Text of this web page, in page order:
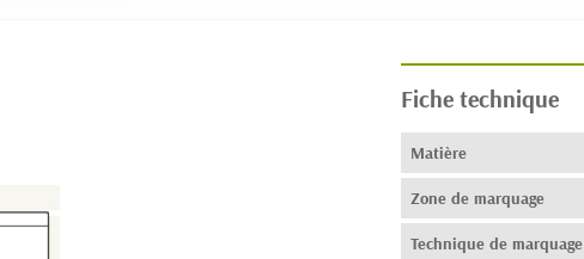
Fiche technique
Matière
Zone de marquage
Technique de marquage